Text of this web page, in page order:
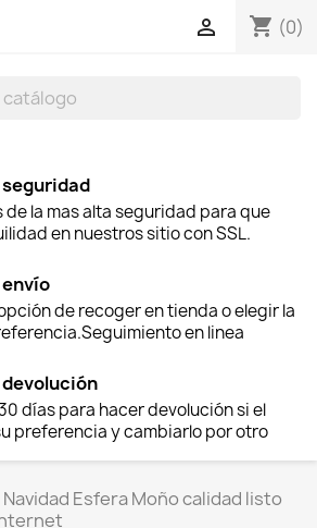
shopping_cart (0)

de la mas alta seguridad para que
en nuestros sitio con SSL.
de recoger en tienda o elegir la
en linea
días para hacer devolución si el
preferencia y cambiarlo por otro
Esfera Moño calidad listo